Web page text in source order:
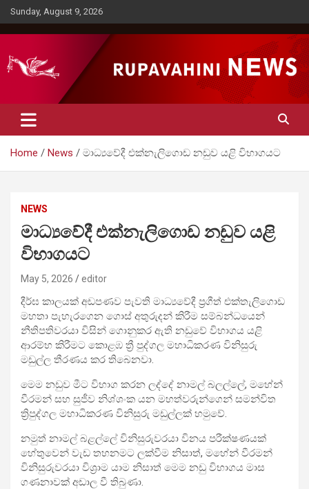
Skip
to
content
Sunday, August 9, 2026
Rupavahini News
Home News මාධ්‍යවේදී එක්නැලිගොඩ නඩුව යළි විභාගයට
NEWS
මාධ්‍යවේදී එක්නැලිගොඩ නඩුව යළි
විභාගයට
May 5, 2026 editor
දීර්ඝ කාලයක් අඩපණව පැවති මාධ්‍යවේදී ප්‍රගීත් එක්තැලිගොඩ
මහතා පැහැරගෙන ගොස් අතුරුදන් කිරීම සම්බන්ධයෙන්
නීතිපතිවරයා විසින් ගොනුකර ඇති නඩුවේ විභාගය යළි
ආරම්භ කිරීමට කොළඹ ත්‍රී පුද්ගල මහාධිකරණ විනිසුරු
මඩුල්ල තීරණය කර තිබෙනවා.
මෙම නඩුව මීට විභාග කරන ලද්දේ නාමල් බලල්ලේ, මහේන්
වීරමන් සහ සුජීව නිශ්ශංක යන මහත්වරුන්ගෙන් සමන්විත
ත්‍රිපුද්ගල මහාධිකරණ විනිසුරු මඩුල්ලක් හමුවේ.
නමුත් නාමල් බළල්ලේ විනිසුරුවරයා විනය පරීක්ෂණයක්
හේතුවෙන් වැඩ තහනමට ලක්වීම නිසාත්, මහේන් වීරමන්
විනිසුරුවරයා විශ්‍රාම යාම නිසාත් මෙම නඩු විභාගය මාස
ගණනාවක් අඩාල වී තිබුණා.